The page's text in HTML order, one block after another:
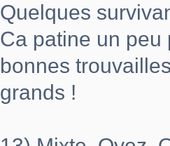
Quelques
Ca patine un peu
bonnes
grands !